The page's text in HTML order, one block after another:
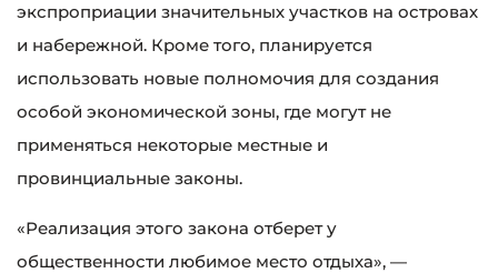
экспроприации значительных участков на островах
и набережной. Кроме того, планируется
использовать новые полномочия для создания
особой экономической зоны, где могут не
применяться некоторые местные и
провинциальные законы.
«Реализация этого закона отберет у
общественности любимое место отдыха», —